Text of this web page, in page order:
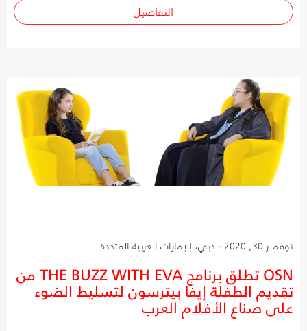
التفاصيل
نوفمبر 30, 2020 - دبي، الإمارات العربية المتحدة
OSN تطلق برنامج THE BUZZ WITH EVA من
تقديم الطفلة إيفا بيترسون لتسليط الضوء
على صناع الأفلام العرب